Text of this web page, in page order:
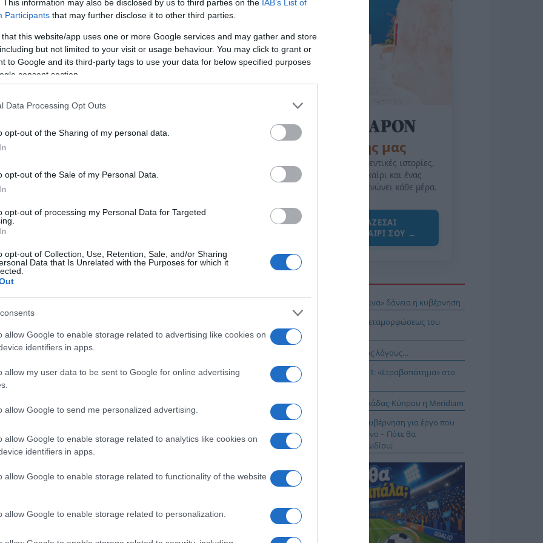
This information may also be disclosed by us to third parties on the IAB’s List of
Participants that may further disclose it to other third parties.
that this website/app uses one or more Google services and may gather and store
but not limited to your visit or usage behaviour. You may click to grant or
to Google and its third-party tags to use your data for below specified purposes
consent section.
Data Processing Opt Outs
opt-out of the Sharing of my personal data.
opt-out of the Sale of my Personal Data.
opt-out of processing my Personal Data for Targeted
opt-out of Collection, Use, Retention, Sale, and/or Sharing
Data that Is Unrelated with the Purposes for which it
allow Google to enable storage related to advertising like cookies on
identifiers in apps.
allow my user data to be sent to Google for online advertising
allow Google to send me personalized advertising.
allow Google to enable storage related to analytics like cookies on
identifiers in apps.
allow Google to enable storage related to functionality of the website
allow Google to enable storage related to personalization.
Σωτήρος
Σωτήρος
Σωτήρος
Ξύπνησαν, αλλά για τους λάθος λόγους…
Tote bag obsession: Βρήκαμε την τσάντα
που θα «κουβαλήσει» όλο το καλοκαίρι
Summer friendship era: Γιατί οι διακοπές
μας
«Supermax» με τον Will Smith
της Ζωής μας
Οι άνθρωποι, οι αυθεντικές ιστορίες,
το ελληνικό καλοκαίρι και ένας
πολιτισμός που μας ενώνει κάθε μέρα.
ΌΣΑ ΧΡΕΙΆΖΕΣΑΙ
ΓΙΑ ΤΟ ΚΑΛΟΚΑΊΡΙ ΣΟΥ →
Χάνει το στοίχημα με τα «κόκκινα» δάνεια η κυβέρνηση
LIVE: Η Θεία Λειτουργία της Μεταμορφώσεως του
Σωτήρος
Ξύπνησαν, αλλά για τους λάθος λόγους…
Παναθηναϊκός – ΤΣΣΚΑ 1948 1-1: «Στραβοπάτημα» στο
ΟΑΚΑ
GSI: Στο έργο διασύνδεσης Ελλάδας-Κύπρου η Meridiam
ΕΛ.Α.Σ Να μην πανηγυρίζει η κυβέρνηση για έργο που
έχει παγώσει εδώ και έναν χρόνο – Πότε θα
ολοκληρωθεί το έργο του καλωδίου;